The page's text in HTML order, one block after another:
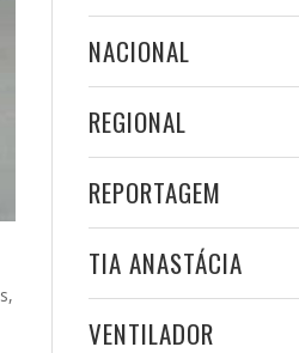
NACIONAL
REGIONAL
REPORTAGEM
TIA ANASTÁCIA
VENTILADOR